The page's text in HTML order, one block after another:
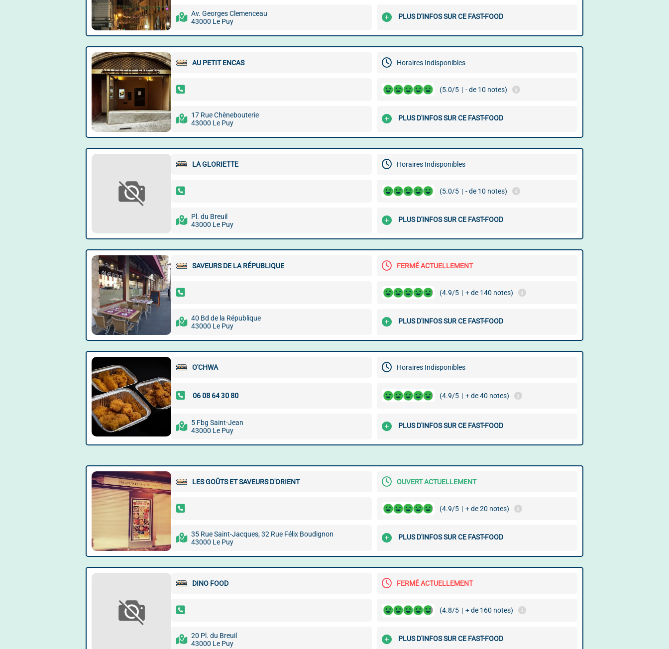
Av. Georges Clemenceau
43000 Le Puy
PLUS D'INFOS SUR CE FAST-FOOD
AU PETIT ENCAS Horaires Indisponibles
(5.0/5 | - de 10 notes)
17 Rue Chènebouterie
43000 Le Puy
PLUS D'INFOS SUR CE FAST-FOOD
LA GLORIETTE Horaires Indisponibles
(5.0/5 | - de 10 notes)
Pl. du Breuil
43000 Le Puy
PLUS D'INFOS SUR CE FAST-FOOD
SAVEURS DE LA RÉPUBLIQUE FERMÉ ACTUELLEMENT
(4.9/5 | + de 140 notes)
40 Bd de la République
43000 Le Puy
PLUS D'INFOS SUR CE FAST-FOOD
O'CHWA Horaires Indisponibles
(4.9/5 | + de 40 notes)
5 Fbg Saint-Jean
43000 Le Puy
PLUS D'INFOS SUR CE FAST-FOOD
LES GOÛTS ET SAVEURS D'ORIENT OUVERT ACTUELLEMENT
(4.9/5 | + de 20 notes)
35 Rue Saint-Jacques, 32 Rue Félix Boudignon
43000 Le Puy
PLUS D'INFOS SUR CE FAST-FOOD
DINO FOOD FERMÉ ACTUELLEMENT
(4.8/5 | + de 160 notes)
20 Pl. du Breuil
43000 Le Puy
PLUS D'INFOS SUR CE FAST-FOOD